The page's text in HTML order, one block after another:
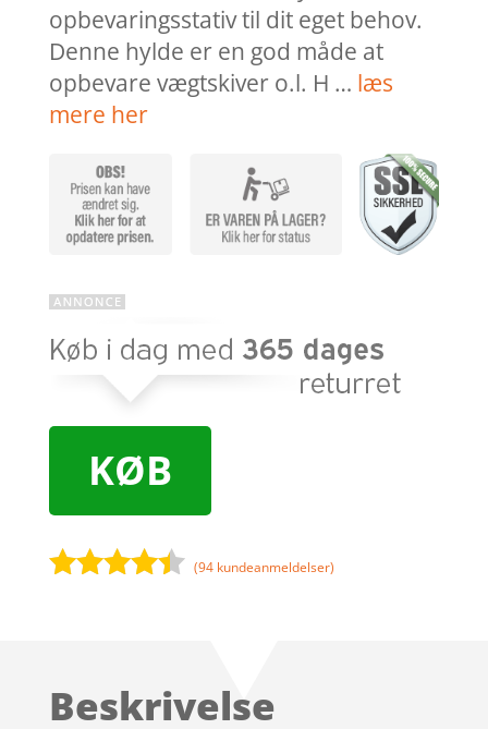
opbevaringsstativ til dit eget behov.
Denne hylde er en god måde at
opbevare vægtskiver o.l. H … læs
mere her
KØB
på
(94 kundeanmeldelser)
Beskrivelse